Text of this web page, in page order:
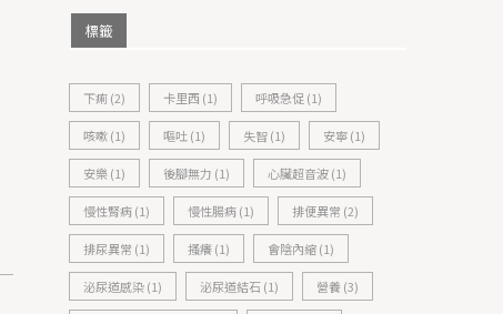
標籤
下痢(2) 卡里西 (1) 呼吸急促(1)
咳嗽(1) 嘔吐(1) 失智(1) 安寧(1)
安樂(1) 後腳無力 (1) 心臟超音波(1)
慢性腎病(1) 慢性腸病(1) 排便異常 (2)
排尿異常 (1) 搔癢(1) 會陰內縮(1)
泌尿道感染(1) 泌尿道結石(1) 營養(3)